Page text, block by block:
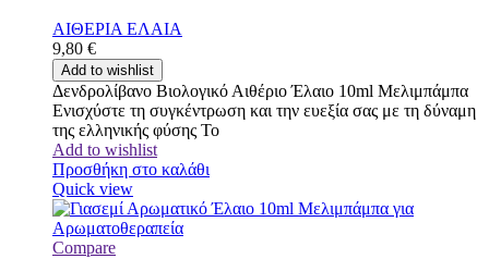
ΑΙΘΕΡΙΑ ΕΛΑΙΑ
9,80 €
Add to wishlist
Δενδρολίβανο Βιολογικό Αιθέριο Έλαιο 10ml Μελιμπάμπα
Ενισχύστε τη συγκέντρωση και την ευεξία σας με τη δύναμη
της ελληνικής φύσης Το
Add to wishlist
Προσθήκη στο καλάθι
Quick view
Compare